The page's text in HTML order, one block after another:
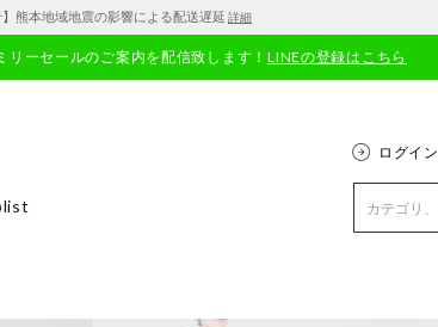
】熊本地域地震の影響による配送遅延 詳細
リーセールのご案内を配信致します！LINEの登録はこちら
ログイン